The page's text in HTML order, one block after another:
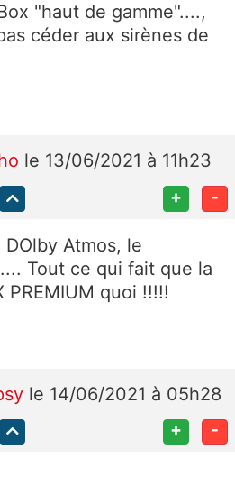
"haut de gamme"....,
céder aux sirènes de
le 13/06/2021 à 11h23
+ -
Atmos, le
Tout ce qui fait que la
PREMIUM quoi !!!!!
le 14/06/2021 à 05h28
+ -